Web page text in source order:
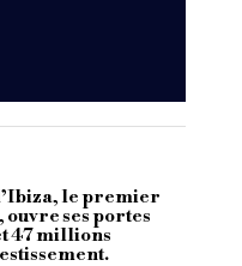
le premier
ouvre ses portes
47 millions